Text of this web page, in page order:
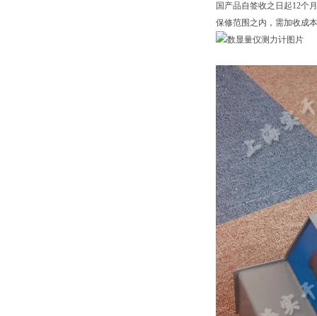
国产品自签收之日起12个
保修范围之内，需加收成